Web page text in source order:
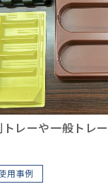
レーや一般トレ
用事例